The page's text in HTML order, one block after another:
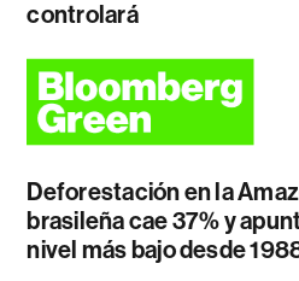
controlará
Deforestación en la
brasileña cae 37% y
nivel más bajo desde